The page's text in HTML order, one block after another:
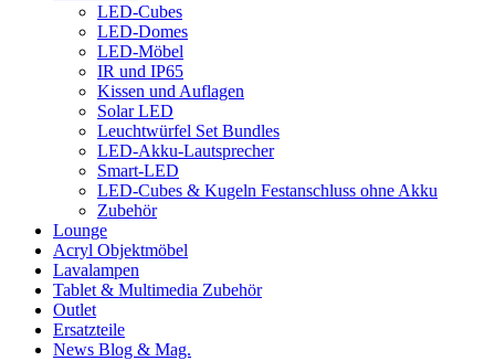
LED-Cubes
LED-Domes
LED-Möbel
IR und IP65
Kissen und Auflagen
Solar LED
Leuchtwürfel Set Bundles
LED-Akku-Lautsprecher
Smart-LED
LED-Cubes & Kugeln Festanschluss ohne Akku
Zubehör
Lounge
Acryl Objektmöbel
Lavalampen
Tablet & Multimedia Zubehör
Outlet
Ersatzteile
News Blog & Mag.